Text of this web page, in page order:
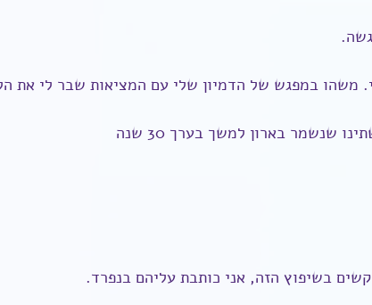
משהו במפגש של הדמיון שלי עם המציאות שבר לי את
שנשמר בארון למשך בערך 30 שנה
בשיפוץ הזה, אני כותבת עליהם בנפרד.